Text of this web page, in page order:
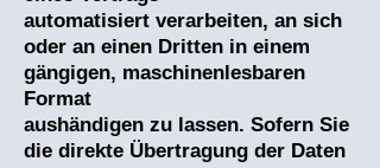
automatisiert verarbeiten, an sich
oder an einen Dritten in einem
gängigen, maschinenlesbaren
Format
aushändigen zu lassen. Sofern Sie
die direkte Übertragung der Daten